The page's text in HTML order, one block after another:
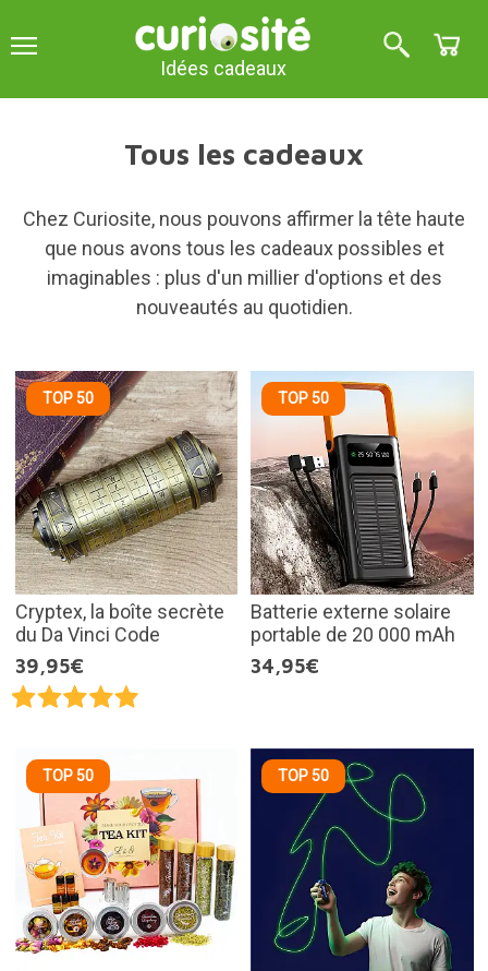
Idées cadeaux
Tous les cadeaux
Chez Curiosite, nous pouvons affirmer la tête haute
que nous avons tous les cadeaux possibles et
imaginables : plus d'un millier d'options et des
nouveautés au quotidien.
TOP 50
Cryptex, la boîte secrète
du Da Vinci Code
39,95€
TOP 50
Batterie externe solaire
portable de 20 000 mAh
34,95€
TOP 50 TOP 50